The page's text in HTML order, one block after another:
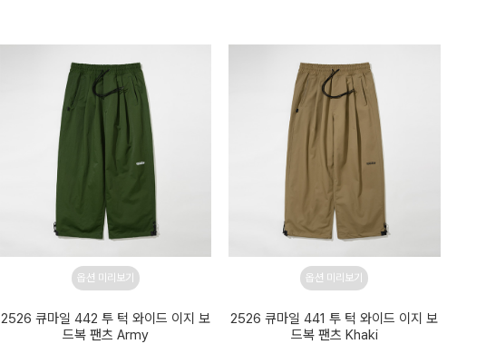
옵션 미리보기
2526 큐마일 442 투 턱 와이드 이지 보
드복 팬츠 Army
옵션 미리보기
2526 큐마일 441 투 턱 와이드 이지 보
드복 팬츠 Khaki